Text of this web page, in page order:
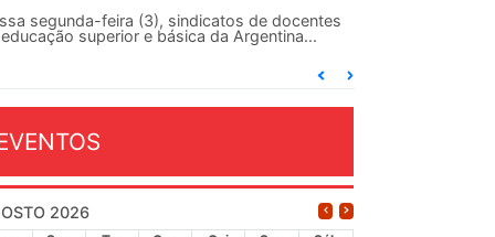
segunda-feira (3), sindicatos de docentes
superior e básica da Argentina...
2026